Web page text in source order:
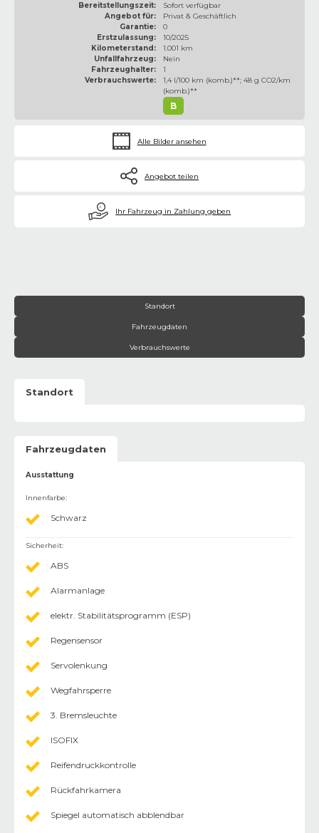
Bereitstellungszeit:
Sofort verfügbar
Angebot für:
Privat & Geschäftlich
Garantie:
0
Erstzulassung:
10/2025
Kilometerstand:
1.001 km
Unfallfahrzeug:
Nein
Fahrzeughalter:
1
Verbrauchswerte:
1,4 l/100 km (komb.)**; 48 g CO2/km
(komb.)**
B
Alle Bilder ansehen
Angebot teilen
€ Ihr Fahrzeug in Zahlung geben
Standort
Fahrzeugdaten
Verbrauchswerte
Standort
Fahrzeugdaten
Ausstattung
Innenfarbe:
Schwarz
Sicherheit:
ABS
Alarmanlage
elektr. Stabilitätsprogramm (ESP)
Regensensor
Servolenkung
Wegfahrsperre
3. Bremsleuchte
ISOFIX
Reifendruckkontrolle
Rückfahrkamera
Spiegel automatisch abblendbar